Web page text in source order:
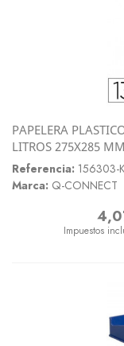
PAPELERA
LITROS 275X285 MM
Referencia: 156303-
Marca: Q-CONNECT
Impuestos